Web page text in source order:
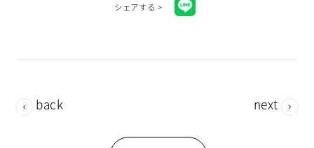
シェアする >
back next